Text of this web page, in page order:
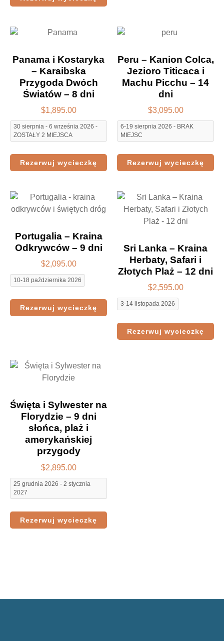
Panama i Kostaryka
– Karaibska
Przygoda Dwóch
Światów – 8 dni
$1,895.00
30 sierpnia - 6 września 2026 -
ZOSTAŁY 2 MIEJSCA
Rezerwuj wycieczkę
Peru – Kanion Colca,
Jezioro Titicaca i
Machu Picchu – 14
dni
$3,095.00
6-19 sierpnia 2026 - BRAK
MIEJSC
Rezerwuj wycieczkę
Portugalia – Kraina
Odkrywców – 9 dni
$2,095.00
10-18 października 2026
Rezerwuj wycieczkę
Sri Lanka – Kraina
Herbaty, Safari i
Złotych Plaż – 12 dni
$2,595.00
3-14 listopada 2026
Rezerwuj wycieczkę
Święta i Sylwester na
Florydzie – 9 dni
słońca, plaż i
amerykańskiej
przygody
$2,895.00
25 grudnia 2026 - 2 stycznia
2027
Rezerwuj wycieczkę